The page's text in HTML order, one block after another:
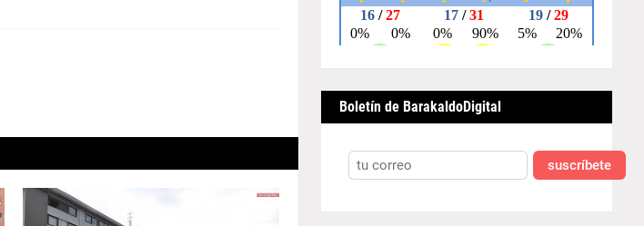
Boletín de BarakaldoDigital
suscríbete